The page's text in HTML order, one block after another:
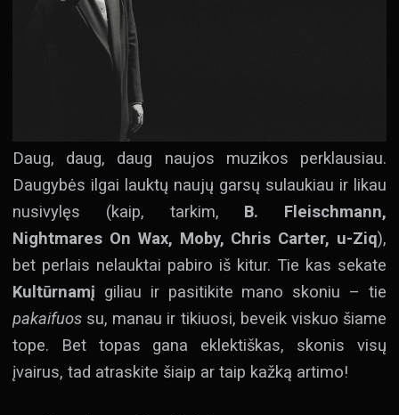
Daug, daug, daug naujos muzikos perklausiau.
Daugybės ilgai lauktų naujų garsų sulaukiau ir likau
nusivylęs (kaip, tarkim, B. Fleischmann,
Nightmares On Wax, Moby, Chris Carter, u-Ziq),
bet perlais nelauktai pabiro iš kitur. Tie kas sekate
Kultūrnamį giliau ir pasitikite mano skoniu – tie
pakaifuos su, manau ir tikiuosi, beveik viskuo šiame
tope. Bet topas gana eklektiškas, skonis visų
įvairus, tad atraskite šiaip ar taip kažką artimo!